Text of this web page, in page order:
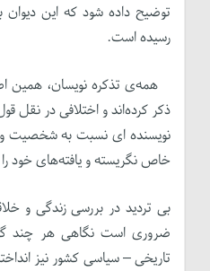
توضیح داده شود که این دیوان
رسیده است.
همه‌ی تذکره نویسان، همین
ذکر کرده‌اند و اختلافی در نقل
نویسنده ای نسبت به شخصیت
خاص نگریسته و یافته‌های خود
بی تردید در بررسی زندگی و
ضروری است نگاهی هر چند
تاریخی – سیاسی کشور نیز